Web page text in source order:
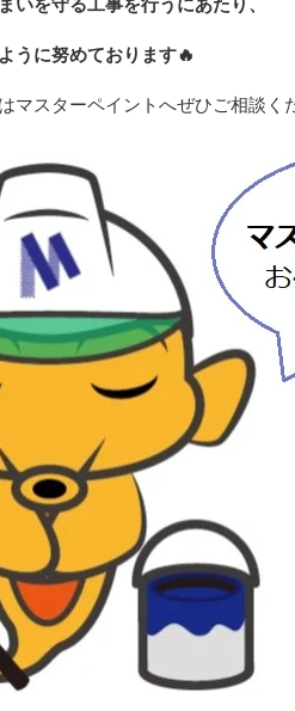
いを守る工事を行うにあたり、
うに努めております🔥
マスターペイントへぜひご相談く